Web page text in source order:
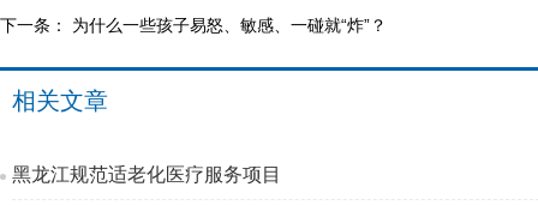
下一条： 为什么一些孩子易怒、敏感、一碰就“炸”？
相关文章
黑龙江规范适老化医疗服务项目